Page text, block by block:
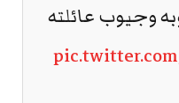
وجيوب عائلته